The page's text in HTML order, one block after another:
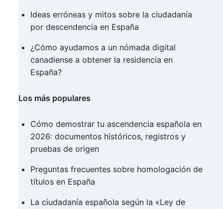
Ideas erróneas y mitos sobre la ciudadanía
por descendencia en España
¿Cómo ayudamos a un nómada digital
canadiense a obtener la residencia en
España?
Los más populares
Cómo demostrar tu ascendencia española en
2026: documentos históricos, registros y
pruebas de origen
Preguntas frecuentes sobre homologación de
títulos en España
La ciudadanía española según la «Ley de